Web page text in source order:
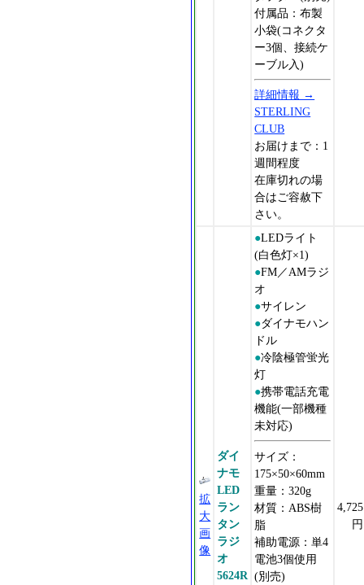
付属品：布製
小袋(コネクタ
ー3個、接続ケ
ーブル入)
詳細情報 →
STERLING
CLUB
お届けまで：1
週間程度
在庫切れの場
合はご容赦下
さい。
拡
大
画
像
ダイ
ナモ
LED
ラン
タン
ラジ
オ
5624R
●LEDライト
(白色灯×1)
●FM／AMラジ
オ
●サイレン
●ダイナモハン
ドル
●冷陰極管蛍光
灯
●携帯電話充電
機能(一部機種
未対応)
サイズ：
175×50×60mm
重量：320g
材質：ABS樹
脂
補助電源：単4
電池3個使用
(別売)
4,725
円